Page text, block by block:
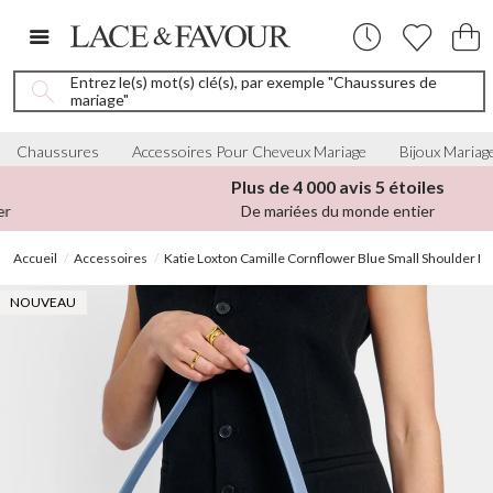
Entrez le(s) mot(s) clé(s), par exemple "Chaussures de
mariage"
Chaussures Accessoires Pour Cheveux Mariage Bijoux
Plus de 4 000 avis 5 étoiles
De mariées du monde entier
Accueil Accessoires Katie Loxton Camille Cornflower Blue Small Shoulder
NOUVEAU